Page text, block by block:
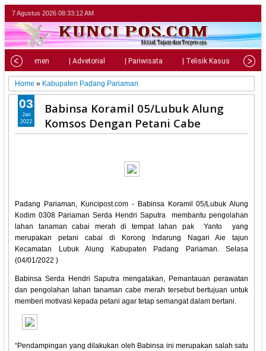
7 Agustus 2026 08:33:13 AM
| Parlemen | Advetorial | Pariwisata | Telisik Kasus |
Home » Kabupaten Padang Pariaman
Babinsa Koramil 05/Lubuk Alung
Komsos Dengan Petani Cabe
Padang Pariaman, Kuncipost.com - Babinsa Koramil 05/Lubuk Alung
Kodim 0308 Pariaman Serda Hendri Saputra membantu pengolahan
lahan tanaman cabai merah di tempat lahan pak Yanto yang
merupakan petani cabai di Korong Indarung Nagari Aie tajun
Kecamatan Lubuk Alung Kabupaten Padang Pariaman. Selasa
(04/01/2022 )
Babinsa Serda Hendri Saputra mengatakan, Pemantauan perawatan
dan pengolahan lahan tanaman cabe merah tersebut bertujuan untuk
memberi motivasi kepada petani agar tetap semangat dalam bertani.
“Pendampingan yang dilakukan oleh Babinsa ini merupakan salah satu
03
Jan
2022